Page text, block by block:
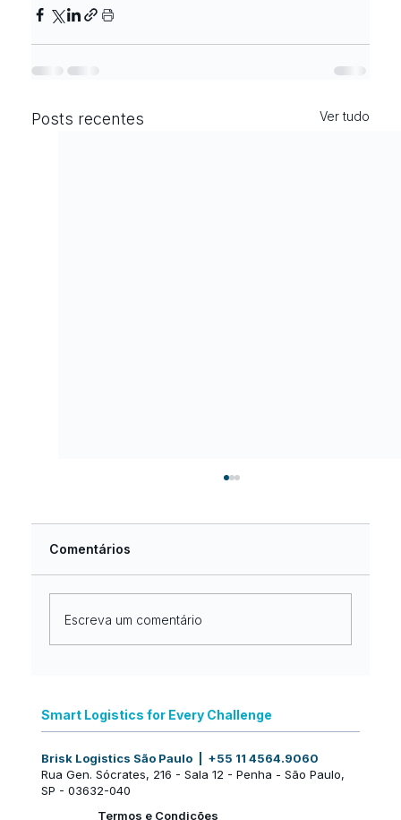
Posts recentes Ver tudo
excelência no mercado internacional:
uma nova fase da Brisk Logistics
Comentários
Escreva um comentário
Brisk Logistics São Paulo | +55 11 4564.9060
Rua Gen. Sócrates, 216 - Sala 12 - Penha - São Paulo,
SP - 03632-040
Smart Logistics for Every Challenge
Termos e Condições